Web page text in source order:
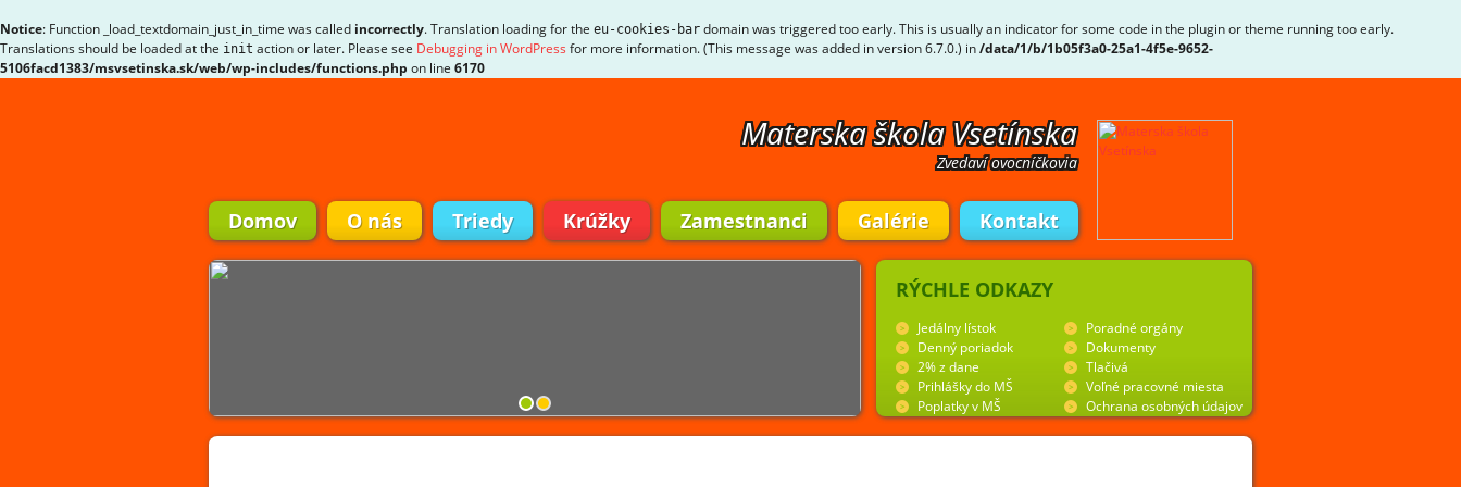
Notice: Function _load_textdomain_just_in_time was called incorrectly. Translation loading for the eu-cookies-bar domain was triggered too early. This is usually an indicator for some code in the plugin or theme running too early.
Translations should be loaded at the init action or later. Please see Debugging in WordPress for more information. (This message was added in version 6.7.0.) in/data/1/b/1b05f3a0-25a1-4f5e-9652-
5106facd1383/msvsetinska.sk/web/wp-includes/functions.php on line 6170
Materska škola Vsetínska
Zvedaví ovocníčkovia
Domov O nás Triedy Krúžky Zamestnanci Galérie Kontakt
RÝCHLE ODKAZY
Jedálny lístok
Poradné orgány
Denný poriadok
Dokumenty
2% z dane
Tlačivá
Prihlášky do MŠ
Voľné pracovné miesta
Poplatky v MŠ
Ochrana osobných údajov